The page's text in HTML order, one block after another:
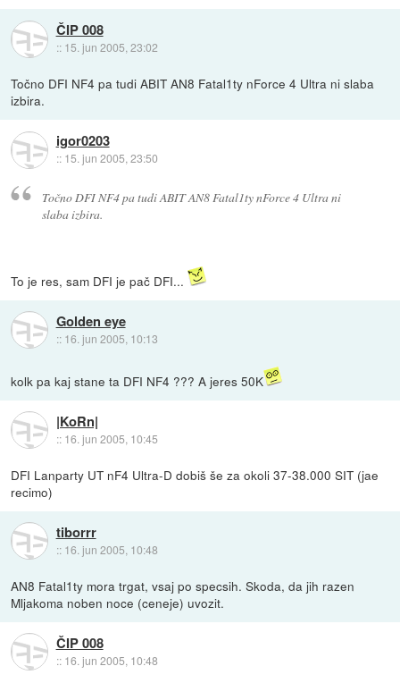
ČIP 008
:: 15. jun 2005, 23:02
Točno DFI NF4 pa tudi ABIT AN8 Fatal1ty nForce 4 Ultra ni slaba
izbira.
igor0203
:: 15. jun 2005, 23:50
Točno DFI NF4 pa tudi ABIT AN8 Fatal1ty nForce 4 Ultra ni
slaba izbira.
To je res, sam DFI je pač DFI...
Golden eye
:: 16. jun 2005, 10:13
kolk pa kaj stane ta DFI NF4 ??? A jeres 50K
|KoRn|
:: 16. jun 2005, 10:45
DFI Lanparty UT nF4 Ultra-D dobiš še za okoli 37-38.000 SIT (jae
recimo)
tiborrr
:: 16. jun 2005, 10:48
AN8 Fatal1ty mora trgat, vsaj po specsih. Skoda, da jih razen
Mljakoma noben noce (ceneje) uvozit.
ČIP 008
:: 16. jun 2005, 10:48